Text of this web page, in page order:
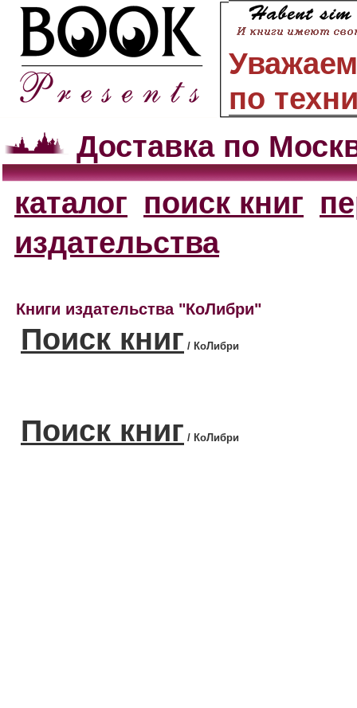
по
Доставка по
каталог поиск книг
издательства
Книги издательства "КоЛибри"
Поиск книг / КоЛибри
Поиск книг / КоЛибри